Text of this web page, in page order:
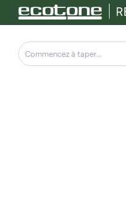
Aller
au
contenu
Rechercher